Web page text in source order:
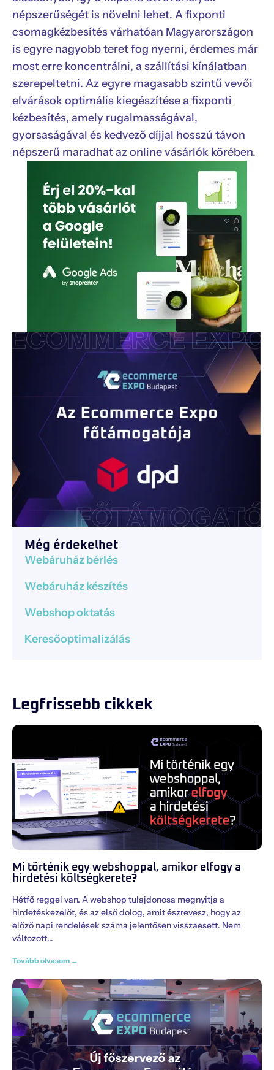
népszerűségét is növelni lehet. A fixponti
csomagkézbesítés várhatóan Magyarországon
is egyre nagyobb teret fog nyerni, érdemes már
most erre koncentrálni, a szállítási kínálatban
szerepeltetni. Az egyre magasabb szintű vevői
elvárások optimális kiegészítése a fixponti
kézbesítés, amely rugalmasságával,
gyorsaságával és kedvező díjjal hosszú távon
népszerű maradhat az online vásárlók körében.
Még érdekelhet
Webáruház bérlés
Webáruház készítés
Webshop oktatás
Keresőoptimalizálás
Legfrissebb cikkek
Mi történik egy webshoppal, amikor elfogy a
hirdetési költségkerete?
Hétfő reggel van. A webshop tulajdonosa megnyitja a
hirdetéskezelőt, és az első dolog, amit észrevesz, hogy az
előző napi rendelések száma jelentősen visszaesett. Nem
változott
Tovább olvasom →